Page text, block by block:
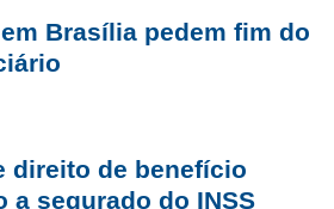
Brasília pedem fim do
direito de benefício
a segurado do INSS